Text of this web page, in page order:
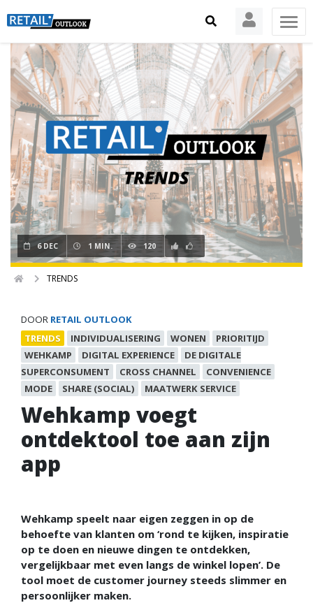
6 DEC 1 MIN. 120
TRENDS
DOOR RETAIL OUTLOOK
TRENDS
INDIVIDUALISERING WONEN
PRIORITIJD
WEHKAMP
DIGITAL EXPERIENCE
DE DIGITALE
SUPERCONSUMENT
CROSS CHANNEL
CONVENIENCE
MODE
SHARE (SOCIAL) MAATWERK SERVICE
Wehkamp voegt
ontdektool toe aan zijn
app
Wehkamp speelt naar eigen zeggen in op de
behoefte van klanten om ‘rond te kijken, inspiratie
op te doen en nieuwe dingen te ontdekken,
vergelijkbaar met even langs de winkel lopen’. De
tool moet de customer journey steeds slimmer en
persoonlijker maken.